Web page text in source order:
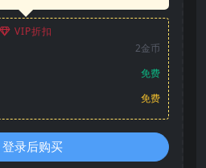
VIP折扣
2金币
免费
免费
登录后购买